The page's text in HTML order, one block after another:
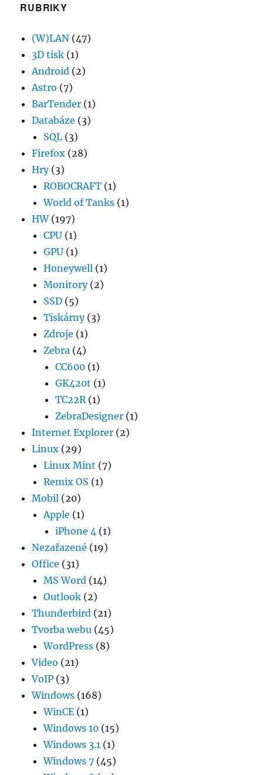
RUBRIKY
(W)LAN (47)
3D tisk (1)
Android (2)
Astro (7)
BarTender (1)
Databáze (3)
SQL (3)
Firefox (28)
Hry(3)
ROBOCRAFT (1)
World of Tanks (1)
HW(197)
CPU (1)
GPU (1)
Honeywell (1)
Monitory(2)
SSD (5)
Tiskárny(3)
Zdroje (1)
Zebra (4)
CC600 (1)
GK420t (1)
TC22R(1)
ZebraDesigner (1)
Internet Explorer (2)
Linux (29)
Linux Mint (7)
Remix OS (1)
Mobil (20)
Apple (1)
iPhone 4 (1)
Nezařazené (19)
Office (31)
MS Word (14)
Outlook (2)
Thunderbird (21)
Tvorba webu (45)
WordPress (8)
Video (21)
VoIP (3)
Windows (168)
WinCE (1)
Windows 10 (15)
Windows 3.1 (1)
Windows 7 (45)